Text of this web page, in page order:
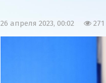
26 апреля 2023, 00:02 271